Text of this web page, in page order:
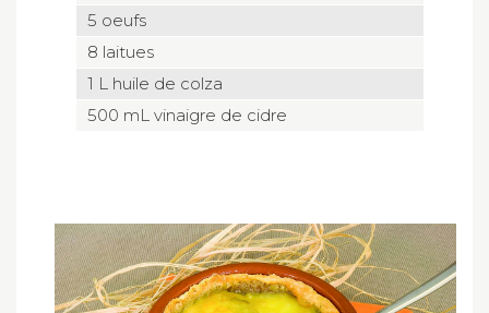
5 oeufs
8 laitues
1 L huile de colza
500 mL vinaigre de cidre